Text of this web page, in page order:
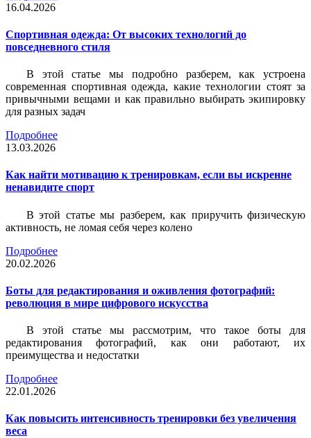
16.04.2026
Спортивная одежда: От высоких технологий до
повседневного стиля
В этой статье мы подробно разберем, как устроена
современная спортивная одежда, какие технологии стоят за
привычными вещами и как правильно выбирать экипировку
для разных задач
Подробнее
13.03.2026
Как найти мотивацию к тренировкам, если вы искренне
ненавидите спорт
В этой статье мы разберем, как приручить физическую
активность, не ломая себя через колено
Подробнее
20.02.2026
Боты для редактирования и оживления фотографий:
революция в мире цифрового искусства
В этой статье мы рассмотрим, что такое боты для
редактирования фотографий, как они работают, их
преимущества и недостатки
Подробнее
22.01.2026
Как повысить интенсивность тренировки без увеличения
веса